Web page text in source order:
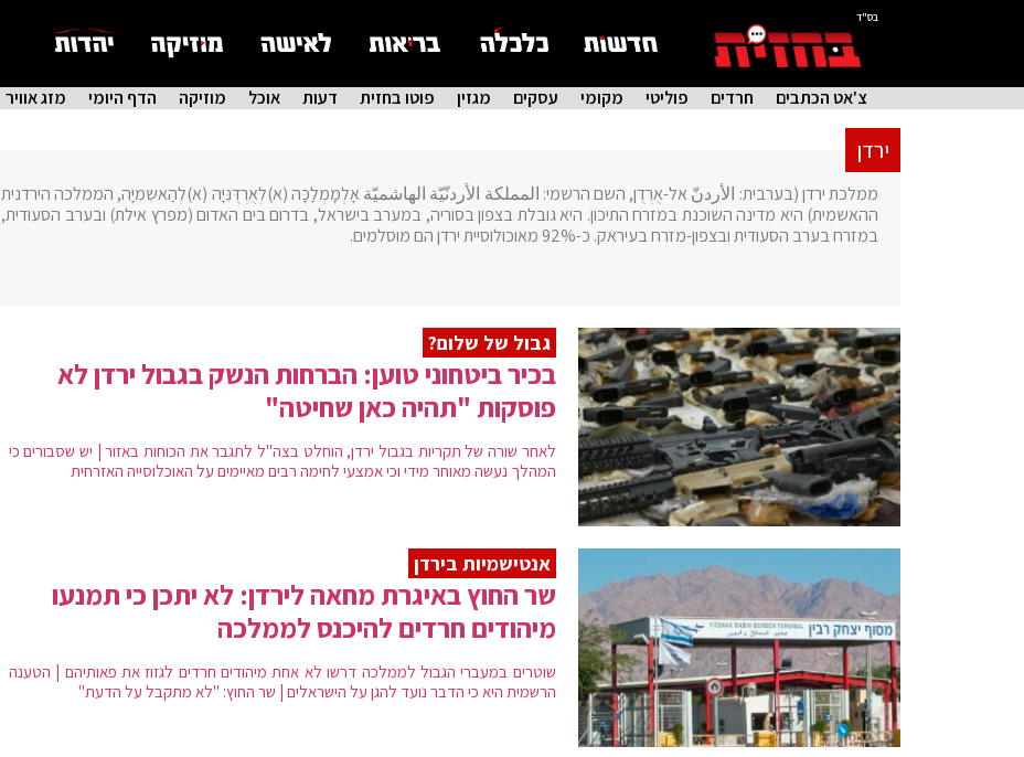
בס"ד
צ'אט הכתבים חרדים פוליטי מקומי עסקים מגזין פוטו בחזית דעות אוכל מוזיקה הדף היומי מזג אוויר
ירדן
ממלכת ירדן (בערבית: الأردنّ אל-אֻרְדֻן, השם הרשמי: المملكة الأردنّيّة الهاشميّة אָלְמָמְלָכָּה (א)לְאֻרְדֻּנִּיָּה (א)לְהַאשִמִיָּה, הממלכה הירדנית
ההאשמית) היא מדינה השוכנת במזרח התיכון. היא גובלת בצפון בסוריה, במערב בישראל, בדרום בים האדום (מפרץ אילת) ובערב הסעודית,
במזרח בערב הסעודית ובצפון-מזרח בעיראק. כ-92% מאוכולוסיית ירדן הם מוסלמים.
גבול של שלום?
בכיר ביטחוני טוען: הברחות הנשק בגבול ירדן לא
פוסקות "תהיה כאן שחיטה"
לאחר שורה של תקריות בגבול ירדן, הוחלט בצה"ל לתגבר את הכוחות באזור | יש שסבורים כי
המהלך נעשה מאוחר מידי וכי אמצעי לחימה רבים מאיימים על האוכלוסייה האזרחית
אנטישמיות בירדן
שר החוץ באיגרת מחאה לירדן: לא יתכן כי תמנעו
מיהודים חרדים להיכנס לממלכה
שוטרים במעברי הגבול לממלכה דרשו לא אחת מיהודים חרדים לגזוז את פאותיהם | הטענה
הרשמית היא כי הדבר נועד להגן על הישראלים | שר החוץ: "לא מתקבל על הדעת"